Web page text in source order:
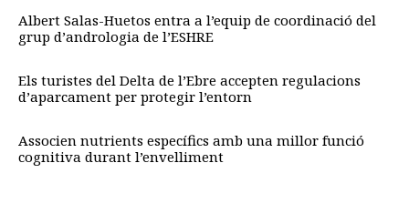
Albert Salas-Huetos entra a l’equip de coordinació del
grup d’andrologia de l’ESHRE
Els turistes del Delta de l’Ebre accepten regulacions
d’aparcament per protegir l’entorn
Associen nutrients específics amb una millor funció
cognitiva durant l’envelliment